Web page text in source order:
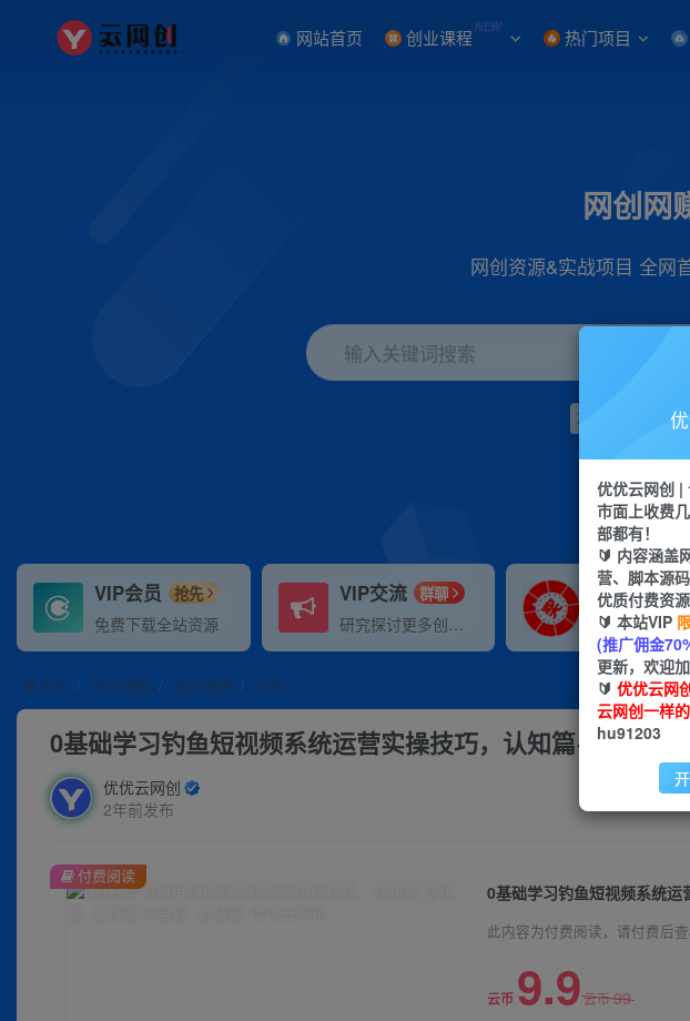
网站首页 创业课程 NEW 热门项目
网创网
网创资源&实战项目 全网
输入关键词搜索
项目
VIP会员 抢先
免费下载全站资源
VIP交流 群聊
研究探讨更多创业项目路子。
VIP推广
会员专属推
首页 创业课程 会员免费 正文
0基础学习钓鱼短视频系统运营实操技巧，认知篇·定位篇 ·工
优优云网创
2年前发布
0基础学习钓鱼短视频系统运
此内容为付费阅读，请付费后
云币 9.9云币99
付费阅读
优优云网创 |
市面上收费
部都有！
🔰 内容涵盖
营、脚本源
优质付费资源
🔰 本站VIP
(推广佣金
更新，欢迎加
🔰 优优云网
云网创一样
hu91203